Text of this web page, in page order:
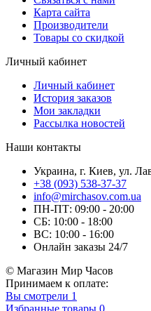
Карта сайта
Производители
Товары со скидкой
Личный кабинет
Личный кабинет
История заказов
Мои закладки
Рассылка новостей
Наши контакты
Украина, г. Киев, ул.
+38 (093) 538-37-37
info@mirchasov.com.ua
ПН-ПТ: 09:00 - 20:00
СБ: 10:00 - 18:00
ВС: 10:00 - 16:00
Онлайн заказы 24/7
© Магазин Мир Часов
Принимаем к оплате:
Вы смотрели 1